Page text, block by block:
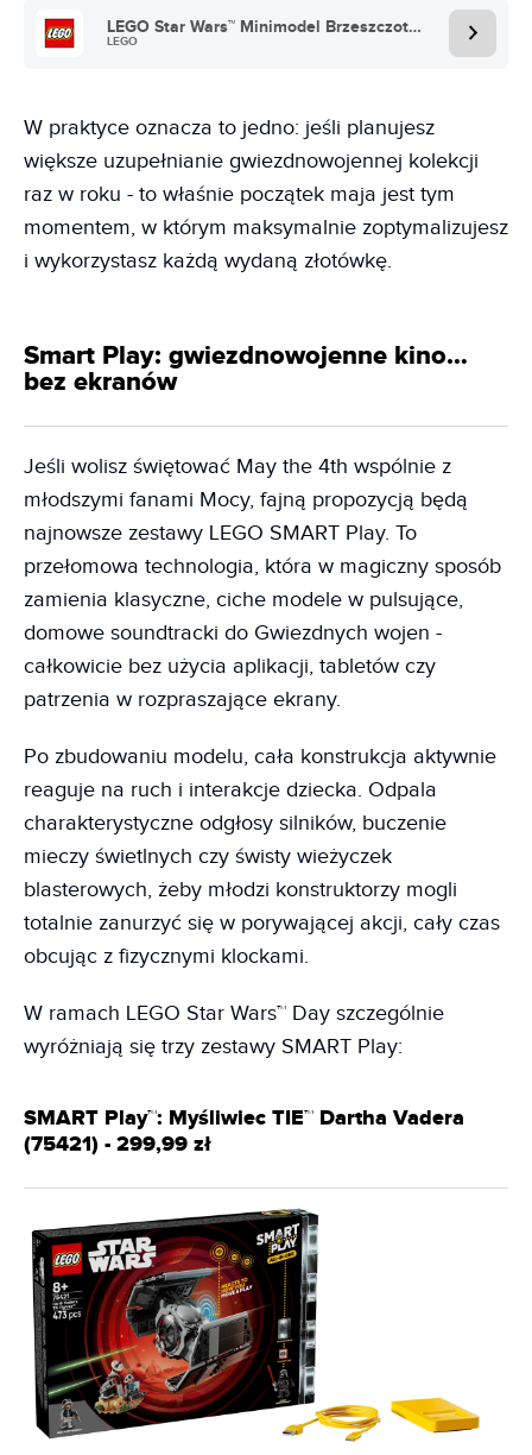
LEGO Star Wars™ Minimodel Brzeszczota™ (30728)
LEGO
W praktyce oznacza to jedno: jeśli planujesz
większe uzupełnianie gwiezdnowojennej kolekcji
raz w roku - to właśnie początek maja jest tym
momentem, w którym maksymalnie zoptymalizujesz
i wykorzystasz każdą wydaną złotówkę.
Smart Play: gwiezdnowojenne kino…
bez ekranów
Jeśli wolisz świętować May the 4th wspólnie z
młodszymi fanami Mocy, fajną propozycją będą
najnowsze zestawy LEGO SMART Play. To
przełomowa technologia, która w magiczny sposób
zamienia klasyczne, ciche modele w pulsujące,
domowe soundtracki do Gwiezdnych wojen -
całkowicie bez użycia aplikacji, tabletów czy
patrzenia w rozpraszające ekrany.
Po zbudowaniu modelu, cała konstrukcja aktywnie
reaguje na ruch i interakcje dziecka. Odpala
charakterystyczne odgłosy silników, buczenie
mieczy świetlnych czy świsty wieżyczek
blasterowych, żeby młodzi konstruktorzy mogli
totalnie zanurzyć się w porywającej akcji, cały czas
obcując z fizycznymi klockami.
W ramach LEGO Star Wars™ Day szczególnie
wyróżniają się trzy zestawy SMART Play:
SMART Play™: Myśliwiec TIE™ Dartha Vadera
(75421) - 299,99 zł